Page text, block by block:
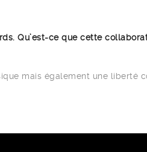
Qu’est-ce que cette
mais également une liberté